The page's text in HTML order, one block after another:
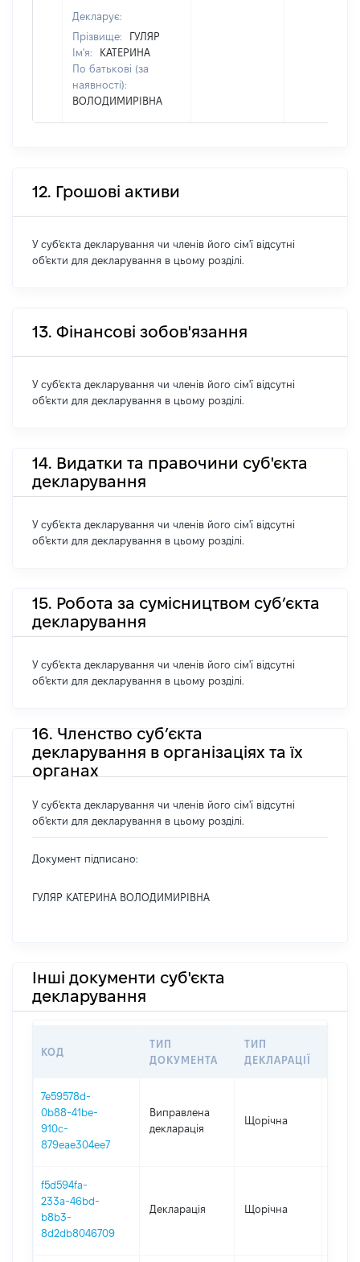
Декларує:
Прізвище:
ГУЛЯР
Ім'я:
КАТЕРИНА
По батькові (за
наявності):
ВОЛОДИМИРІВНА
12. Грошові активи
У суб'єкта декларування чи членів його сім'ї відсутні
об'єкти для декларування в цьому розділі.
13. Фінансові зобов'язання
У суб'єкта декларування чи членів його сім'ї відсутні
об'єкти для декларування в цьому розділі.
14. Видатки та правочини суб'єкта
декларування
У суб'єкта декларування чи членів його сім'ї відсутні
об'єкти для декларування в цьому розділі.
15. Робота за сумісництвом суб’єкта
декларування
У суб'єкта декларування чи членів його сім'ї відсутні
об'єкти для декларування в цьому розділі.
16. Членство суб’єкта
декларування в організаціях та їх
органах
У суб'єкта декларування чи членів його сім'ї відсутні
об'єкти для декларування в цьому розділі.
Документ підписано:
ГУЛЯР КАТЕРИНА ВОЛОДИМИРІВНА
Інші документи суб'єкта
декларування
КОД
ТИП
ДОКУМЕНТА
ТИП
ДЕКЛАРАЦІЇ
7e59578d-
0b88-41be-
910c-
879eae304ee7
Виправлена
декларація
Щорічна
f5d594fa-
233a-46bd-
b8b3-
8d2db8046709
Декларація Щорічна